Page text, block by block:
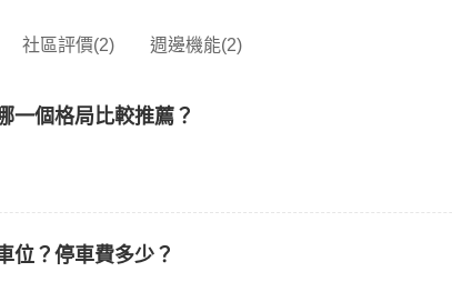
社區評價(2) 週邊機能(2)
一個格局比較推薦？
位？停車費多少？